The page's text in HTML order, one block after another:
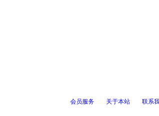
会员服务 关于本站 联系